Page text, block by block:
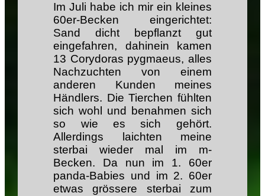
Im Juli habe ich mir ein kleines
60er-Becken eingerichtet:
Sand dicht bepflanzt gut
eingefahren, dahinein kamen
13 Corydoras pygmaeus, alles
Nachzuchten von einem
anderen Kunden meines
Händlers. Die Tierchen fühlten
sich wohl und benahmen sich
so wie es sich gehört.
Allerdings laichten meine
sterbai wieder mal im m-
Becken. Da nun im 1. 60er
panda-Babies und im 2. 60er
etwas grössere sterbai zum